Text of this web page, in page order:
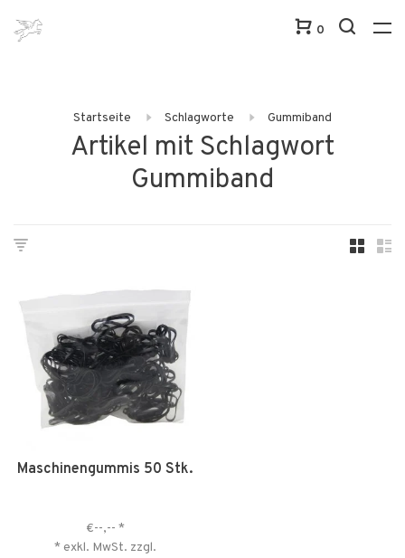
0
Startseite Schlagworte Gummiband
Artikel mit Schlagwort
Gummiband
Maschinengummis 50 Stk.
€--,-- *
* exkl. MwSt. zzgl.